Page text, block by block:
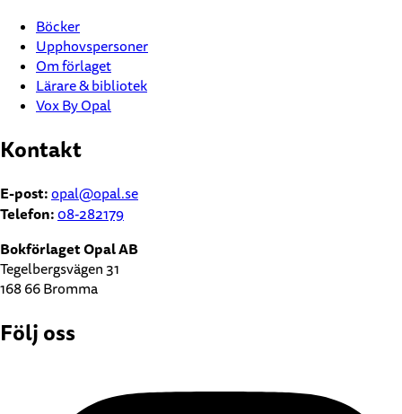
Böcker
Upphovspersoner
Om förlaget
Lärare & bibliotek
Vox By Opal
Kontakt
E-post:opal@opal.se
Telefon:08-282179
Bokförlaget Opal AB
Tegelbergsvägen 31
168 66 Bromma
Följ oss